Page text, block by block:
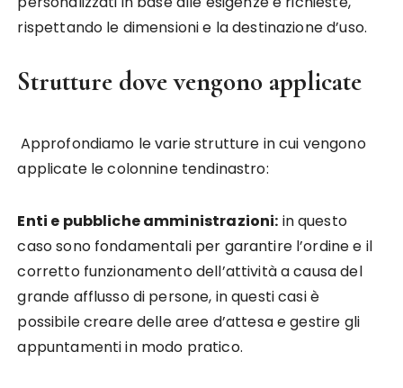
rispettando le dimensioni e la destinazione d’uso.
Strutture dove vengono applicate
Approfondiamo le varie strutture in cui vengono
applicate le colonnine tendinastro:
Enti e pubbliche amministrazioni: in questo
caso sono fondamentali per garantire l’ordine e il
corretto funzionamento dell’attività a causa del
grande afflusso di persone, in questi casi è
possibile creare delle aree d’attesa e gestire gli
appuntamenti in modo pratico.